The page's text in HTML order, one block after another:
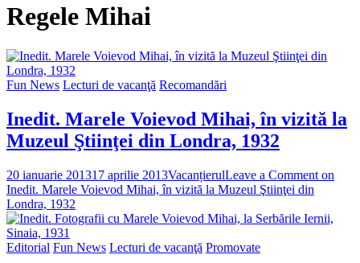
Regele Mihai
Fun News Lecturi de vacanţă Recomandări
Inedit. Marele Voievod Mihai, în vizită la
Muzeul Ştiinţei din Londra, 1932
20 ianuarie 201317 aprilie 2013VacanțierulLeave a Comment on
Inedit. Marele Voievod Mihai, în vizită la Muzeul Ştiinţei din
Londra, 1932
Editorial Fun News Lecturi de vacanţă Promovate